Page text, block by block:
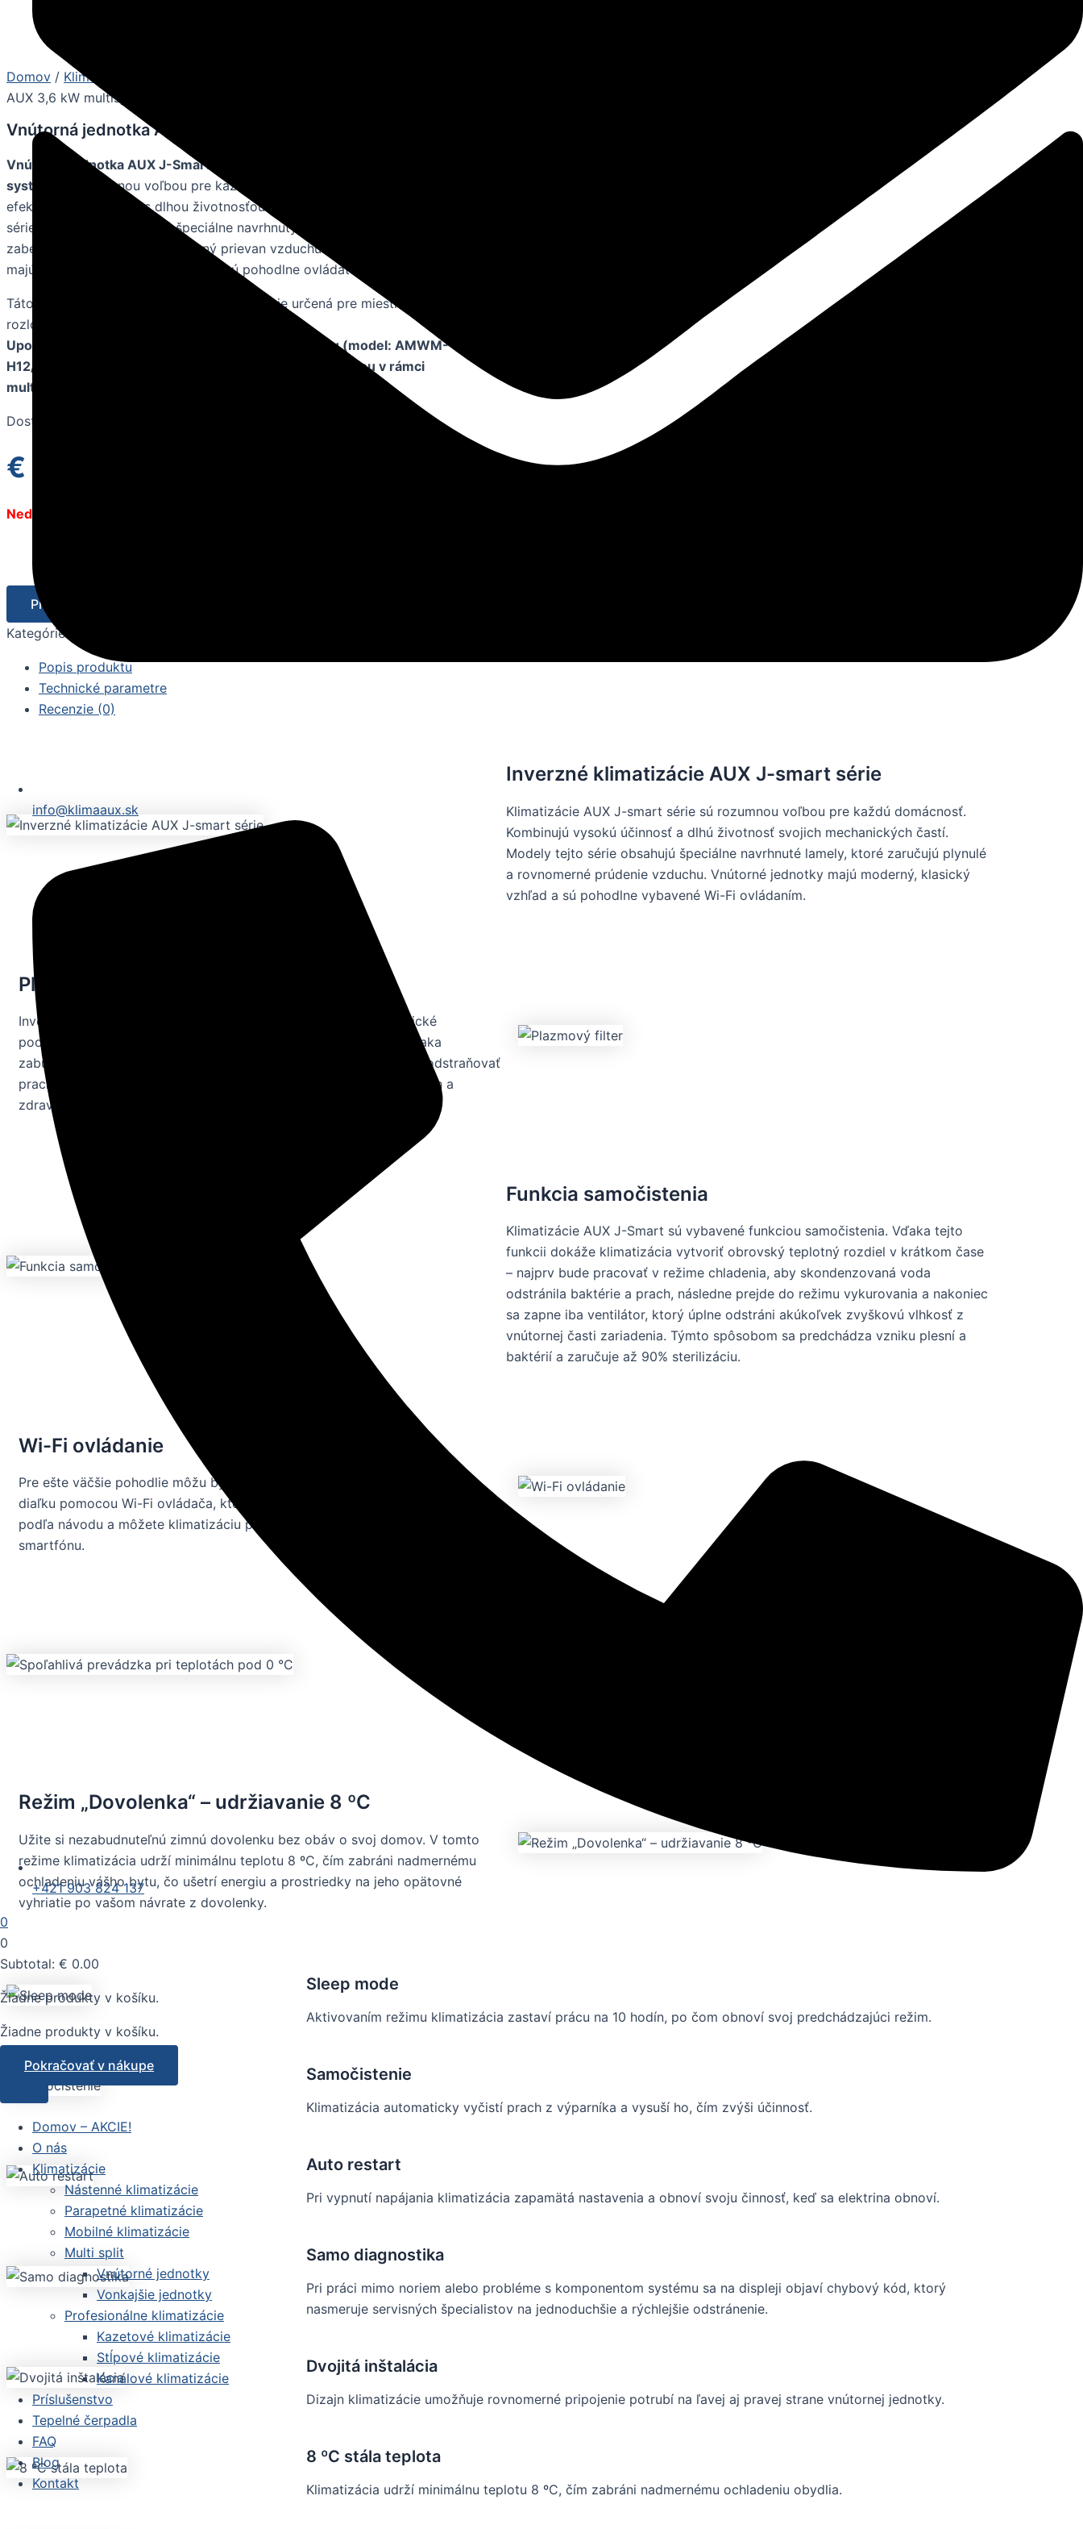
info@klimaaux.sk
+421 903 824 137
0
0
Subtotal: € 0.00
Žiadne produkty v košíku.
Žiadne produkty v košíku.
Pokračovať v nákupe
Domov – AKCIE!
O nás
Klimatizácie
Nástenné klimatizácie
Parapetné klimatizácie
Mobilné klimatizácie
Multi split
Vnútorné jednotky
Vonkajšie jednotky
Profesionálne klimatizácie
Kazetové klimatizácie
Stĺpové klimatizácie
Kanálové klimatizácie
Príslušenstvo
Tepelné čerpadla
FAQ
Blog
Kontakt
Domov / Klimatizácie
AUX 3,6 kW multisplit
Vnútorná jednotka AUX 3,6 kW multisplit
Vnútorná jednotka AUX J-Smart AMWM-H12/4R3A(JO) pre multisplit
systémy
je rozumnou voľbou pre každý domov. Kombinuje výhody vysoko
efektívneho chladenia s dlhou životnosťou mechanických častí. Modely zo
série
sú vybavené špeciálne navrhnutými lopatkami, ktoré
zabezpečujú hladký a rovnomerný prievan vzduchu. Vnútorné jednotky
majú
a sú pohodlne ovládateľné aj cez
Táto jednotka má chladiaci výkon
a je určená pre miestnosti s
rozlohou do
Upozorňujeme, že ide výhradne o vnútornú jednotku (model: AMWM-
H12/4R3A(JO)), určenú na použitie s vonkajšou jednotkou v rámci
multisplit systému.
Dostupné na objednávku
€
Nedostupné
Pridať do košíka
Kategórie:
Popis produktu
Technické parametre
Recenzie (0)
Inverzné klimatizácie AUX J-smart série
Klimatizácie AUX J-smart série sú rozumnou voľbou pre každú domácnosť.
Kombinujú vysokú účinnosť a dlhú životnosť svojich mechanických častí.
Modely tejto série obsahujú špeciálne navrhnuté lamely, ktoré zaručujú plynulé
a rovnomerné prúdenie vzduchu. Vnútorné jednotky majú moderný, klasický
vzhľad a sú pohodlne vybavené Wi-Fi ovládaním.
Plazmový filter
Inverterová klimatizácia AUX J-Smart poskytne dokonalé klimatické
podmienky a kvalitu vzduchu vo vašom dome alebo kancelárii vďaka
zabudovanému plazmovému filtru. Studená plazma má schopnosť odstraňovať
prach, neutralizovať zápachy a dym, čím zabezpečuje čistejší vzduch a
zdravšie prostredie v miestnosti.
Funkcia samočistenia
Klimatizácie AUX J-Smart sú vybavené funkciou samočistenia. Vďaka tejto
funkcii dokáže klimatizácia vytvoriť obrovský teplotný rozdiel v krátkom čase
– najprv bude pracovať v režime chladenia, aby skondenzovaná voda
odstránila baktérie a prach, následne prejde do režimu vykurovania a nakoniec
sa zapne iba ventilátor, ktorý úplne odstráni akúkoľvek zvyškovú vlhkosť z
vnútornej časti zariadenia. Týmto spôsobom sa predchádza vzniku plesní a
baktérií a zaručuje až 90% sterilizáciu.
Wi-Fi ovládanie
Pre ešte väčšie pohodlie môžu byť klimatizácie AUX J-Smart ovládané na
diaľku pomocou Wi-Fi ovládača, ktorý je súčasťou balenia. Stačí postupovať
podľa návodu a môžete klimatizáciu pohodlne ovládať priamo zo svojho
smartfónu.
Režim „Dovolenka“ – udržiavanie 8 ºC
Užite si nezabudnuteľnú zimnú dovolenku bez obáv o svoj domov. V tomto
režime klimatizácia udrží minimálnu teplotu 8 ºC, čím zabráni nadmernému
ochladeniu vášho bytu, čo ušetrí energiu a prostriedky na jeho opätovné
vyhriatie po vašom návrate z dovolenky.
Sleep mode
Aktivovaním režimu klimatizácia zastaví prácu na 10 hodín, po čom obnoví svoj predchádzajúci režim.
Samočistenie
Klimatizácia automaticky vyčistí prach z výparníka a vysuší ho, čím zvýši účinnosť.
Auto restart
Pri vypnutí napájania klimatizácia zapamätá nastavenia a obnoví svoju činnosť, keď sa elektrina obnoví.
Samo diagnostika
Pri práci mimo noriem alebo probléme s komponentom systému sa na displeji objaví chybový kód, ktorý
nasmeruje servisných špecialistov na jednoduchšie a rýchlejšie odstránenie.
Dvojitá inštalácia
Dizajn klimatizácie umožňuje rovnomerné pripojenie potrubí na ľavej aj pravej strane vnútornej jednotky.
8 ºC stála teplota
Klimatizácia udrží minimálnu teplotu 8 ºC, čím zabráni nadmernému ochladeniu obydlia.